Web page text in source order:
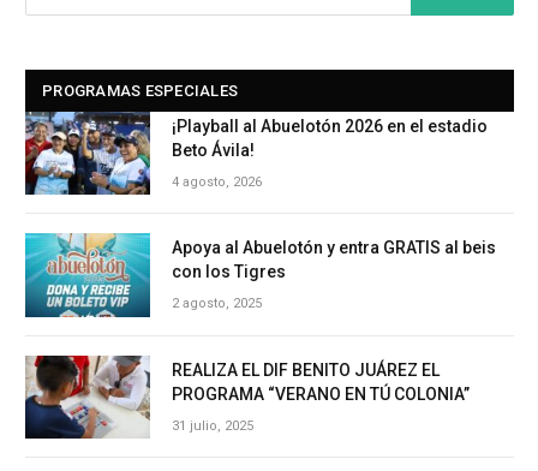
PROGRAMAS ESPECIALES
¡Playball al Abuelotón 2026 en el estadio
Beto Ávila!
4 agosto, 2026
Apoya al Abuelotón y entra GRATIS al beis
con los Tigres
2 agosto, 2025
REALIZA EL DIF BENITO JUÁREZ EL
PROGRAMA “VERANO EN TÚ COLONIA”
31 julio, 2025